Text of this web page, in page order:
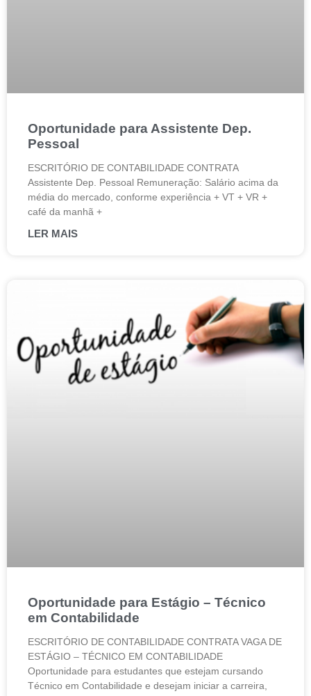
Oportunidade para Assistente Dep.
Pessoal
ESCRITÓRIO DE CONTABILIDADE CONTRATA
Assistente Dep. Pessoal Remuneração: Salário acima da
média do mercado, conforme experiência + VT + VR +
café da manhã +
LER MAIS
Oportunidade para Estágio – Técnico
em Contabilidade
ESCRITÓRIO DE CONTABILIDADE CONTRATA VAGA DE
ESTÁGIO – TÉCNICO EM CONTABILIDADE
Oportunidade para estudantes que estejam cursando
Técnico em Contabilidade e desejam iniciar a carreira,